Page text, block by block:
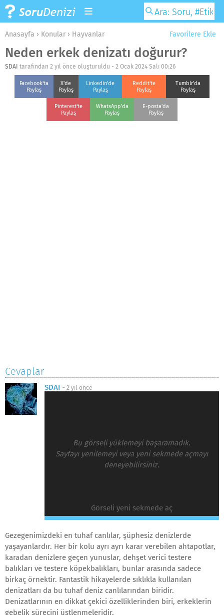
Favorilere Ekle
Anasayfa › Konular › Hayvanlar
Neden erkek denizatı doğurur?
SDAI tarafından 2 yıl önce oluşturuldu - 2 Ocak 2024 Salı 00:26
Facebook'ta
Paylaş
X'de
Paylaş
Linkedin'de
Paylaş
Reddit'te
Paylaş
Tumblr'da
Paylaş
Pinterest'te
Paylaş
WhatsApp'da
Paylaş
E-posta'da
Paylaş
Cevaplar
SDAI - 2 yıl önce
Bu görseli yüklemeyi başaramadık.
Sayfayı yenilemeyi veya yeni sekmede açmayı
deneyebilirsiniz.
Görseli yeni sekmede aç
Gezegenimizdeki en tuhaf canlılar, şüphesiz denizlerde
yaşayanlardır. Her bir kolu ayrı ayrı karar verebilen ahtapotlar,
karadan denizlere geçen yunuslar, dehşet verici testere
balıkları ve testere köpekbalıkları, bunlar arasında sadece
birkaç örnektir. Fantastik hikayelerde sıklıkla kullanılan
denizatları da bu tuhaf deniz canlılarından biridir.
Denizatlarının en dikkat çekici özelliklerinden biri, erkeklerin
gebelik sürecini üstlenmeleridir.